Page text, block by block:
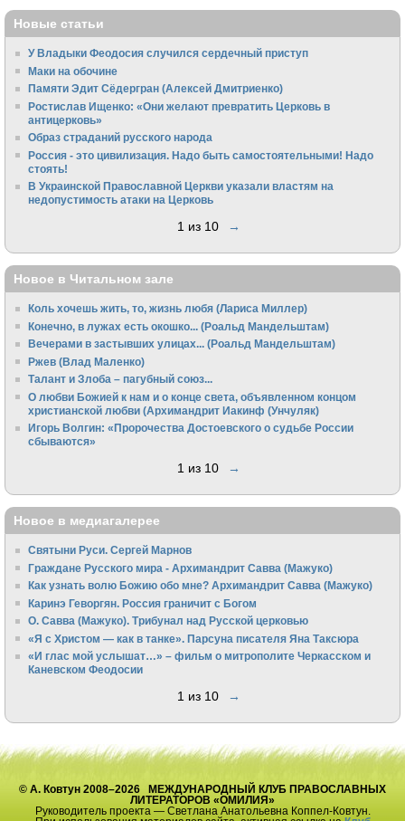
Новые статьи
У Владыки Феодосия случился сердечный приступ
Маки на обочине
Памяти Эдит Сёдергран (Алексей Дмитриенко)
Ростислав Ищенко: «Они желают превратить Церковь в
антицерковь»
Образ страданий русского народа
Россия - это цивилизация. Надо быть самостоятельными! Надо
стоять!
В Украинской Православной Церкви указали властям на
недопустимость атаки на Церковь
1 из 10 →
Новое в Читальном зале
Коль хочешь жить, то, жизнь любя (Лариса Миллер)
Конечно, в лужах есть окошко... (Роальд Мандельштам)
Вечерами в застывших улицах... (Роальд Мандельштам)
Ржев (Влад Маленко)
Талант и Злоба – пагубный союз...
О любви Божией к нам и о конце света, объявленном концом
христианской любви (Архимандрит Иакинф (Унчуляк)
Игорь Волгин: «Пророчества Достоевского о судьбе России
сбываются»
1 из 10 →
Новое в медиагалерее
Святыни Руси. Сергей Марнов
Граждане Русского мира - Архимандрит Савва (Мажуко)
Как узнать волю Божию обо мне? Архимандрит Савва (Мажуко)
Каринэ Геворгян. Россия граничит с Богом
О. Савва (Мажуко). Трибунал над Русской церковью
«Я с Христом — как в танке». Парсуна писателя Яна Таксюра
«И глас мой услышат…» – фильм о митрополите Черкасском и
Каневском Феодосии
1 из 10 →
© А. Ковтун 2008–2026 МЕЖДУНАРОДНЫЙ КЛУБ ПРАВОСЛАВНЫХ
ЛИТЕРАТОРОВ «ОМИЛИЯ»
Руководитель проекта — Светлана Анатольевна Коппел-Ковтун.